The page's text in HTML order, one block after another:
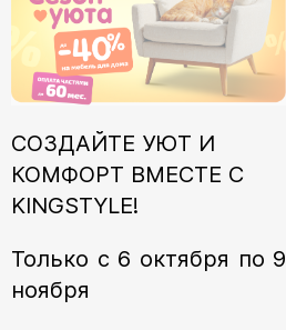
СОЗДАЙТЕ УЮТ И
КОМФОРТ ВМЕСТЕ С
KINGSTYLE!
Только с 6 октября по 9
ноября